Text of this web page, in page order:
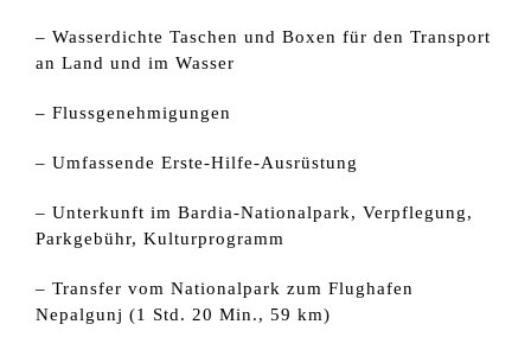
– Wasserdichte Taschen und Boxen für den Transport
an Land und im Wasser
– Flussgenehmigungen
– Umfassende Erste-Hilfe-Ausrüstung
– Unterkunft im Bardia-Nationalpark, Verpflegung,
Parkgebühr, Kulturprogramm
– Transfer vom Nationalpark zum Flughafen
Nepalgunj (1 Std. 20 Min., 59 km)